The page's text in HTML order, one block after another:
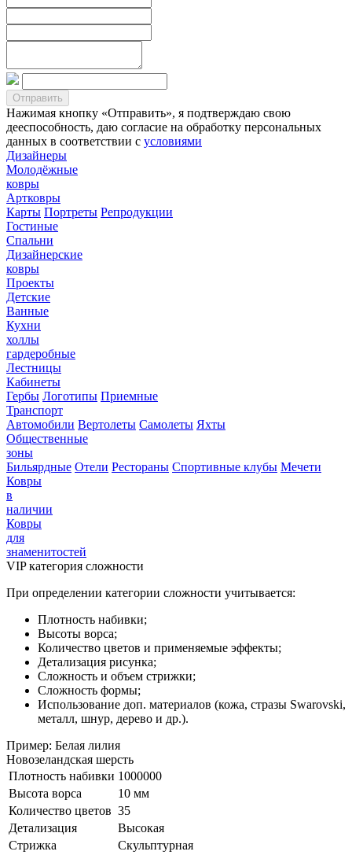
Нажимая кнопку «Отправить», я подтверждаю свою
дееспособность, даю согласие на обработку персональных
данных в соответствии с условиями
Дизайнеры
Молодёжные
ковры
Артковры
Карты Портреты Репродукции
Гостиные
Спальни
Дизайнерские
ковры
Проекты
Детские
Ванные
Кухни
холлы
гардеробные
Лестницы
Кабинеты
Гербы Логотипы Приемные
Транспорт
Автомобили Вертолеты Самолеты Яхты
Общественные
зоны
Бильярдные Отели Рестораны Спортивные клубы Мечети
Ковры
в
наличии
Ковры
для
знаменитостей
VIP категория сложности
При определении категории сложности учитывается:
Плотность набивки;
Высоты ворса;
Количество цветов и применяемые эффекты;
Детализация рисунка;
Сложность и объем стрижки;
Сложность формы;
Использование доп. материалов (кожа, стразы Swarovski,
металл, шнур, дерево и др.).
Пример: Белая лилия
Новозеландская шерсть
Плотность набивки 1000000
Высота ворса
10 мм
Количество цветов 35
Детализация
Высокая
Стрижка
Скульптурная